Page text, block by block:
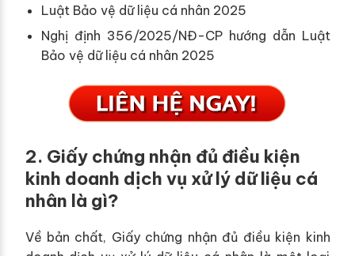
Luật Bảo vệ dữ liệu cá nhân 2025
Nghị định 356/2025/NĐ-CP hướng dẫn Luật
Bảo vệ dữ liệu cá nhân 2025
2. Giấy chứng nhận đủ điều kiện
kinh doanh dịch vụ xử lý dữ liệu cá
nhân là gì?
Về bản chất, Giấy chứng nhận đủ điều kiện kinh